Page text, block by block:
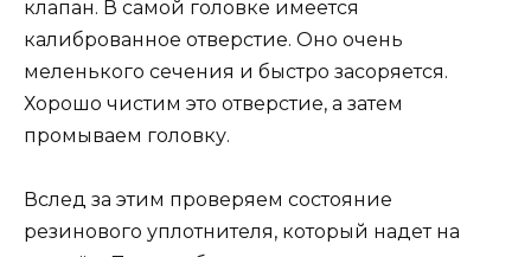
клапан. В самой головке имеется
калиброванное отверстие. Оно очень
меленького сечения и быстро засоряется.
Хорошо чистим это отверстие, а затем
промываем головку.
Вслед за этим проверяем состояние
резинового уплотнителя, который надет на